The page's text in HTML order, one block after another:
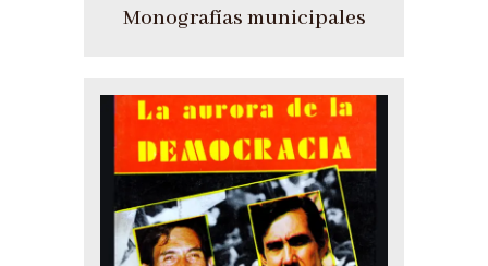
Monografías municipales